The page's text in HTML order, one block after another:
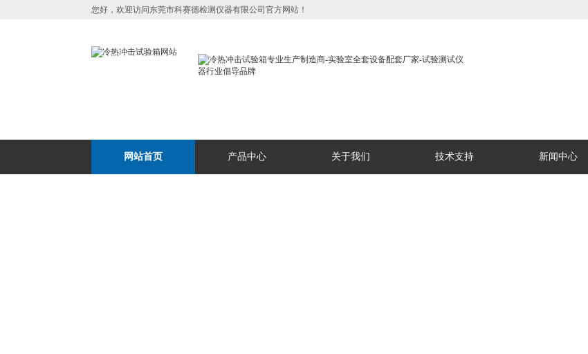
您好，欢迎访问东莞市科赛德检测仪器有限公司官方网站！
网站首页 产品中心 关于我们 技术支持 新闻中心